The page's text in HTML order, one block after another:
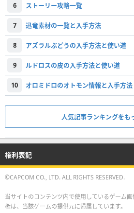
6 ストーリー攻略一覧
7 迅竜素材の一覧と入手方法
8 アズラルぶどうの入手方法と使い道
9 ルドロスの皮の入手方法と使い道
10 オロミドロのオトモン情報と入手方
人気記事ランキングをも
権利表記
©CAPCOM CO., LTD. ALL RIGHTS RESERVED.
当サイトのコンテンツ内で使用しているゲーム
権は、当該ゲームの提供元に帰属しています。